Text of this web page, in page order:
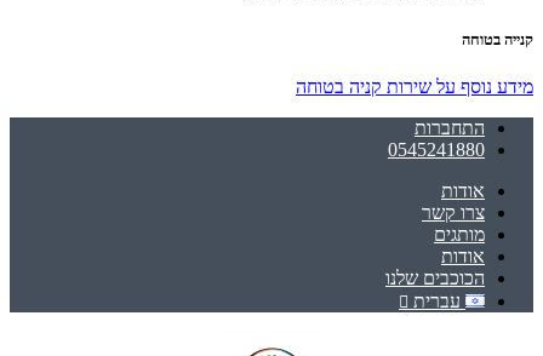
קנייה בטוחה
מידע נוסף על שירות קניה בטוחה
התחברות
0545241880
אודות
צרו קשר
מותגים
אודות
הכוכבים שלנו
עברית